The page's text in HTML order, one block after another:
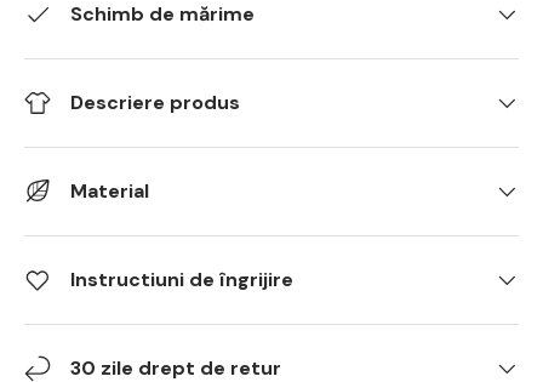
Schimb de mărime
Descriere produs
Material
Instructiuni de îngrijire
30 zile drept de retur